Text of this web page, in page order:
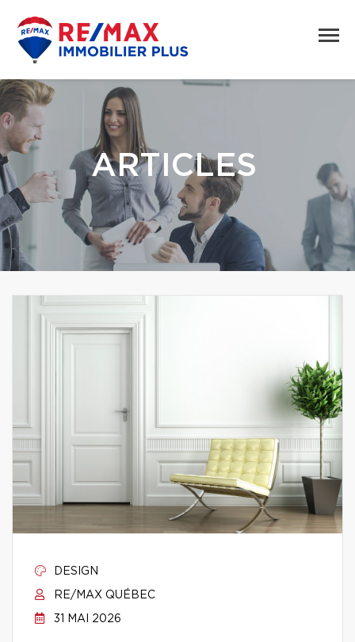
ARTICLES
DESIGN
RE/MAX QUÉBEC
31 MAI 2026